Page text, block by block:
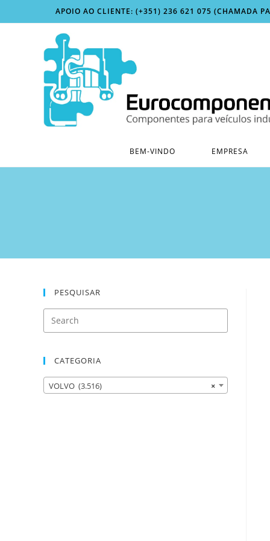
to
APOIO AO CLIENTE: (+351) 236 621 075 (CHAMADA
BEM-VINDO EMPRESA
PESQUISAR
CATEGORIA
×
VOLVO (3.516)